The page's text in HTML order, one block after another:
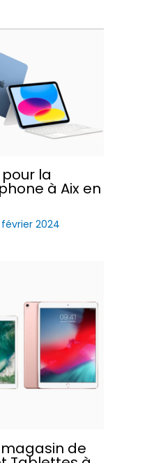
la
à Aix en
février 2024
de